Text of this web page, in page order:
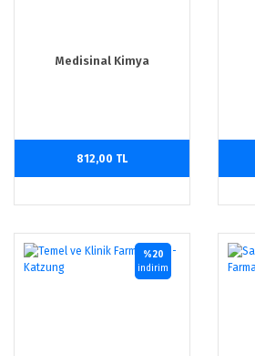
Medisinal Kimya
812,00 TL
%20
indirim